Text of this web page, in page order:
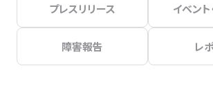
プレスリリース イベント
障害報告 レ